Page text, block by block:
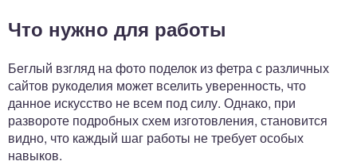
Что нужно для работы
Беглый взгляд на фото поделок из фетра с различных
сайтов рукоделия может вселить уверенность, что
данное искусство не всем под силу. Однако, при
развороте подробных схем изготовления, становится
видно, что каждый шаг работы не требует особых
навыков.